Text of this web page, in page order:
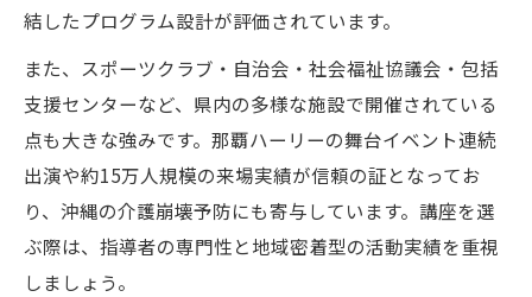
結したプログラム設計が評価されています。
また、スポーツクラブ・自治会・社会福祉協議会・包括
支援センターなど、県内の多様な施設で開催されている
点も大きな強みです。那覇ハーリーの舞台イベント連続
出演や約15万人規模の来場実績が信頼の証となってお
り、沖縄の介護崩壊予防にも寄与しています。講座を選
ぶ際は、指導者の専門性と地域密着型の活動実績を重視
しましょう。